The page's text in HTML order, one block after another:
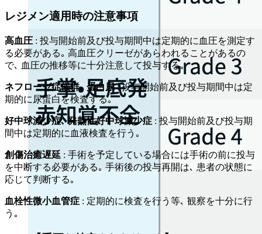
レジメン適用時の注意事項
高血圧 : 投与開始前及び投与期間中は定期的に血圧を測定す
る必要がある｡ 高血圧クリーゼがあらわれることがあるの
で､ 血圧の推移等に十分注意して投与する｡
ネフローゼ症候群､ 蛋白尿: 投与開始前及び投与期間中は定
期的に尿蛋白を検査する｡
好中球減少症､ 発熱性好中球減少症 : 投与開始前及び投与期
間中は定期的に血液検査を行う｡
創傷治癒遅延 : 手術を予定している場合には手術の前に投与
を中断する必要がある｡ 手術後の投与再開は､ 患者の状態に
応じて判断する｡
血栓性微小血管症 : 定期的に検査を行う等､ 観察を十分に行
う｡